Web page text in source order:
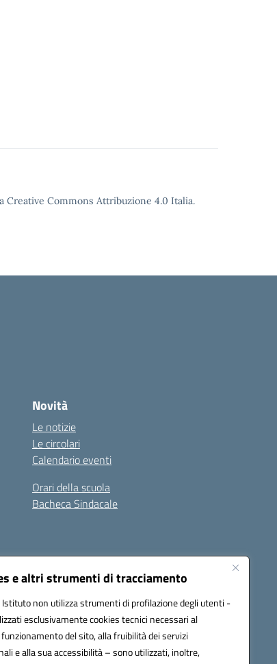
e altri strumenti di tracciamento
non utilizza strumenti di profilazione degli utenti -
esclusivamente cookies tecnici necessari al
del sito, alla fruibilità dei servizi
e alla sua accessibilità – sono utilizzati, inoltre,
Creative Commons Attribuzione 4.0 Italia.
Novità
Le notizie
Le circolari
Calendario eventi
Orari della scuola
Bacheca Sindacale
Seguici su: